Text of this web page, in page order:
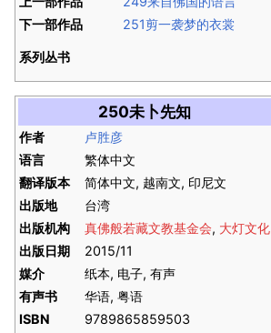
下一部作品
251剪一袭梦的衣裳
系列丛书
250未卜先知
作者
卢胜彦
语言
繁体中文
翻译版本
简体中文, 越南文, 印尼文
出版地
台湾
出版机构
真佛般若藏文教基金会, 大灯文化
出版日期
2015/11
媒介
纸本, 电子, 有声
有声书
华语, 粤语
ISBN
9789865859503